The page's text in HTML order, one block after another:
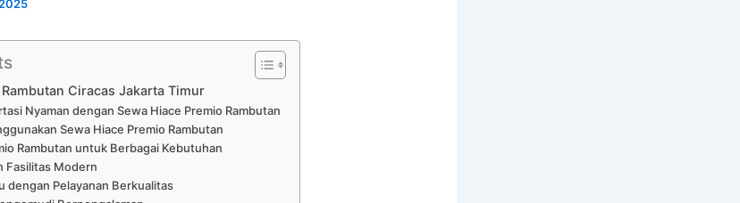
Ciracas Jakarta Timur
Nyaman dengan Sewa Hiace Premio Rambutan
Sewa Hiace Premio Rambutan
Rambutan untuk Berbagai Kebutuhan
Fasilitas Modern
dengan Pelayanan Berkualitas